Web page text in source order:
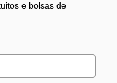
e bolsas de